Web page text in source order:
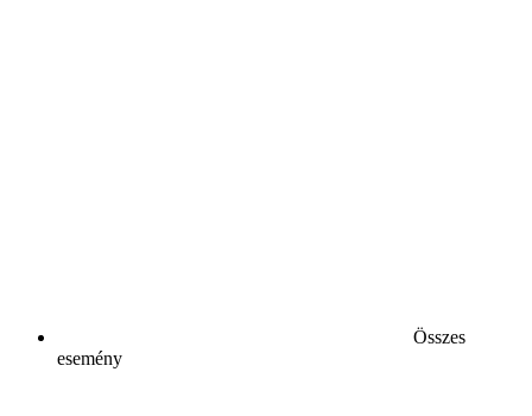
Összes
esemény